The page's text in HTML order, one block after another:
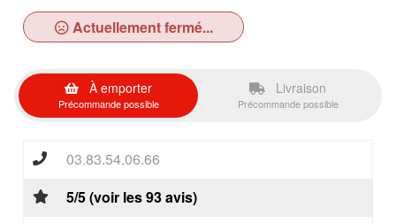
Actuellement fermé...
À emporter
Précommande possible
Livraison
Précommande possible
03.83.54.06.66
5/5 (voir les 93 avis)